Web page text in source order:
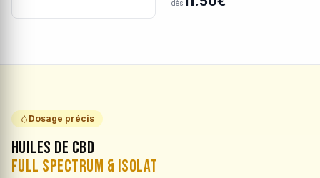
dès
Dosage précis
Huiles de CBD
Full Spectrum & Isolat